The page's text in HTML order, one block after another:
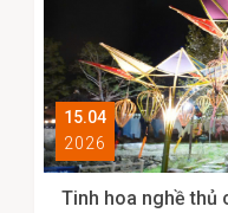
15.04
2026
Tinh hoa nghề thủ